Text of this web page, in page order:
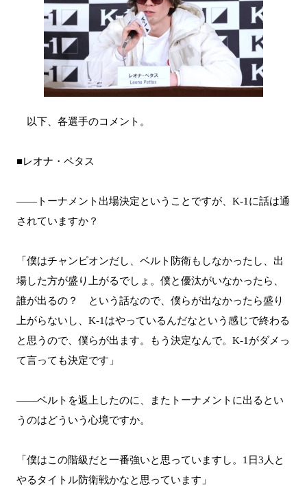
以下、各選手のコメント。
■レオナ・ペタス
――トーナメント出場決定ということですが、K-1に話は通
されていますか？
「僕はチャンピオンだし、ベルト防衛もしなかったし、出
場した方が盛り上がるでしょ。僕と優汰がいなかったら、
誰が出るの？ という話なので、僕らが出なかったら盛り
上がらないし、K-1はやっているんだなという感じで終わる
と思うので、僕らが出ます。もう決定なんで。K-1がダメっ
て言っても決定です」
――ベルトを返上したのに、またトーナメントに出るとい
うのはどういう心境ですか。
「僕はこの階級だと一番強いと思っていますし。1日3人と
やるタイトル防衛戦かなと思っています」